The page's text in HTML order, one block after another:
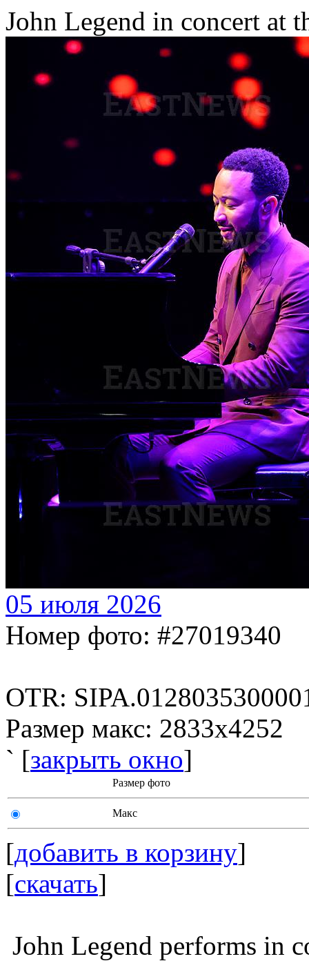
John Legend in concert at
05 июля 2026
Номер фото: #27019340
OTR:
Размер макс: 2833x4252
` [закрыть окно]
Размер фото
Макс
[добавить в корзину]
[скачать]
John Legend performs in